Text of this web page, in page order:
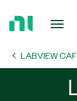
Page LABVIEW